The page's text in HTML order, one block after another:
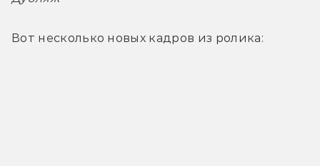
Вот несколько новых кадров из ролика: